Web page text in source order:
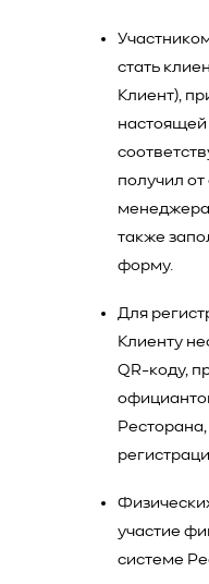
стать
Клиент),
получил
менеджера
также
форму.
Для
Клиенту
QR-коду,
участие
системе